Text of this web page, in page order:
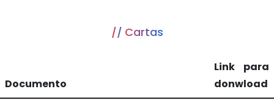
Cartas
Documento
Link para
donwload